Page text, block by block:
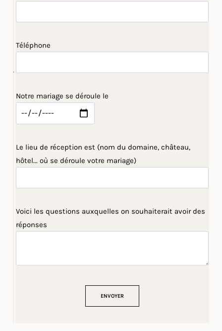
Téléphone
Notre mariage se déroule le
Le lieu de réception est (nom du domaine, château,
hôtel... où se déroule votre mariage)
Voici les questions auxquelles on souhaiterait avoir des
réponses